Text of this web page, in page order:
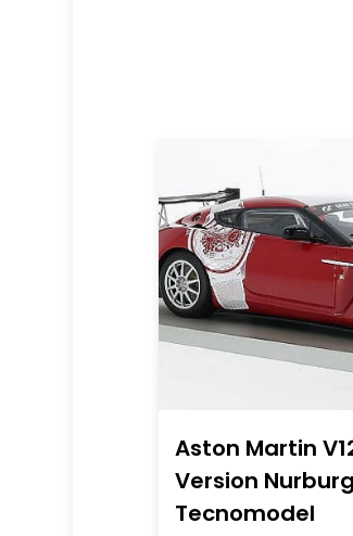
Aston Martin
Version
Tecnomodel